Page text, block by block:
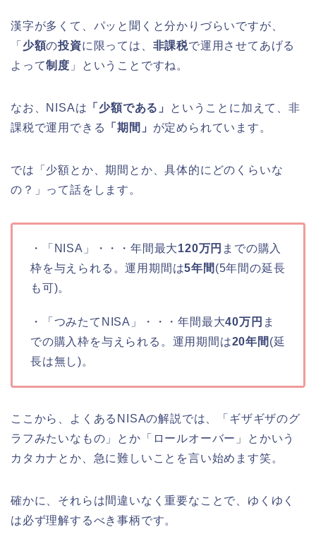
漢字が多くて、パッと聞くと分かりづらいですが、
「 少額の投資に限っては、 非課税で運用させてあげる
よって制度 」ということですね。
なお、NISAは 「少額である」
ということに加えて、非
課税で運用できる
「期間」 が定められています。
では「少額とか、期間とか、具体的にどのくらいな
の？」って話をします。
・「NISA」・・・年間最大120万円 までの購入
枠を与えられる。運用期間は5年間 (5年間の延長
も可)。
・「つみたてNISA」・・・年間最大40万円 ま
での購入枠を与えられる。運用期間は20年間 (延
長は無し)。
ここから、よくあるNISAの解説では、「ギザギザのグ
ラフみたいなもの」とか「ロールオーバー」とかいう
カタカナとか、急に難しいことを言い始めます笑。
確かに、それらは間違いなく重要なことで、ゆくゆく
は必ず理解するべき事柄です。